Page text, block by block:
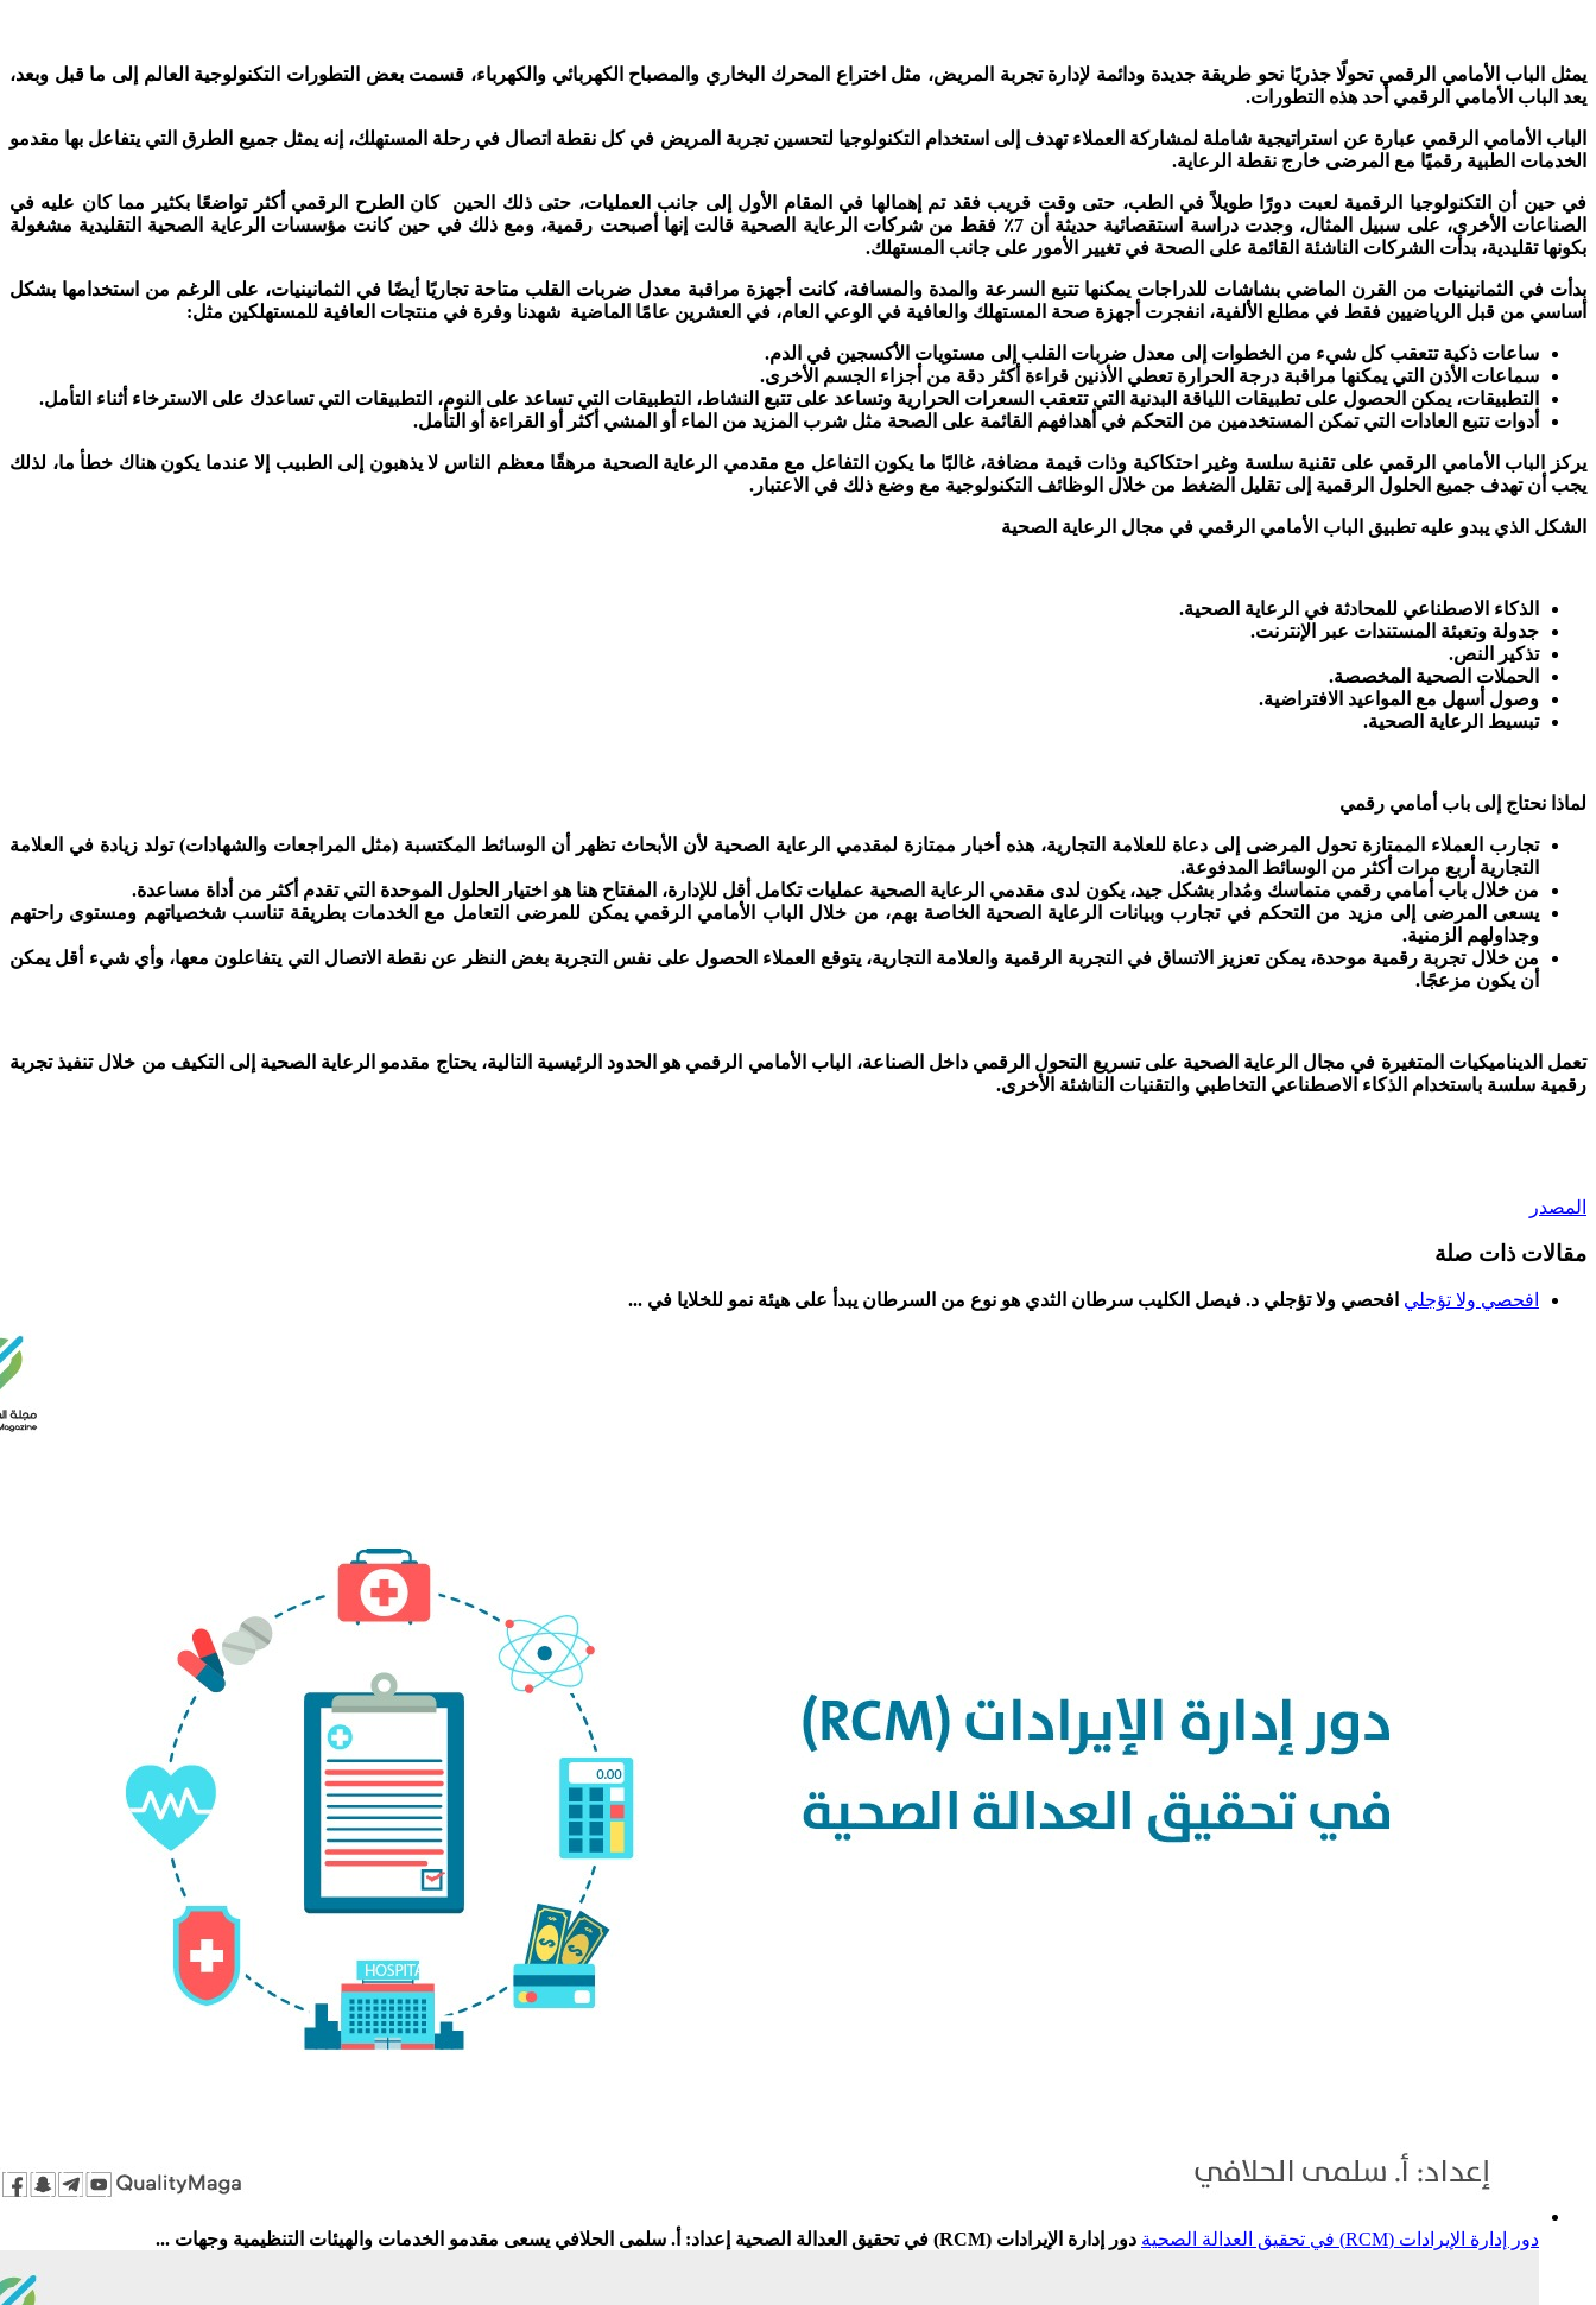
يمثل الباب الأمامي الرقمي تحولًا جذريًا نحو طريقة جديدة ودائمة لإدارة تجربة المريض، مثل اختراع المحرك البخاري والمصباح الكهربائي والكهرباء، قسمت بعض التطورات التكنولوجية العالم إلى ما قبل وبعد،
يعد الباب الأمامي الرقمي أحد هذه التطورات.
الباب الأمامي الرقمي عبارة عن استراتيجية شاملة لمشاركة العملاء تهدف إلى استخدام التكنولوجيا لتحسين تجربة المريض في كل نقطة اتصال في رحلة المستهلك، إنه يمثل جميع الطرق التي يتفاعل بها مقدمو
الخدمات الطبية رقميًا مع المرضى خارج نقطة الرعاية.
في حين أن التكنولوجيا الرقمية لعبت دورًا طويلاً في الطب، حتى وقت قريب فقد تم إهمالها في المقام الأول إلى جانب العمليات، حتى ذلك الحين كان الطرح الرقمي أكثر تواضعًا بكثير مما كان عليه في
الصناعات الأخرى، على سبيل المثال، وجدت دراسة استقصائية حديثة أن 7٪ فقط من شركات الرعاية الصحية قالت إنها أصبحت رقمية، ومع ذلك في حين كانت مؤسسات الرعاية الصحية التقليدية مشغولة
بكونها تقليدية، بدأت الشركات الناشئة القائمة على الصحة في تغيير الأمور على جانب المستهلك.
بدأت في الثمانينيات من القرن الماضي بشاشات للدراجات يمكنها تتبع السرعة والمدة والمسافة، كانت أجهزة مراقبة معدل ضربات القلب متاحة تجاريًا أيضًا في الثمانينيات، على الرغم من استخدامها بشكل
أساسي من قبل الرياضيين فقط في مطلع الألفية، انفجرت أجهزة صحة المستهلك والعافية في الوعي العام، في العشرين عامًا الماضية شهدنا وفرة في منتجات العافية للمستهلكين مثل:
ساعات ذكية تتعقب كل شيء من الخطوات إلى معدل ضربات القلب إلى مستويات الأكسجين في الدم.
سماعات الأذن التي يمكنها مراقبة درجة الحرارة تعطي الأذنين قراءة أكثر دقة من أجزاء الجسم الأخرى.
التطبيقات، يمكن الحصول على تطبيقات اللياقة البدنية التي تتعقب السعرات الحرارية وتساعد على تتبع النشاط، التطبيقات التي تساعد على النوم، التطبيقات التي تساعدك على الاسترخاء أثناء التأمل.
أدوات تتبع العادات التي تمكن المستخدمين من التحكم في أهدافهم القائمة على الصحة مثل شرب المزيد من الماء أو المشي أكثر أو القراءة أو التأمل.
يركز الباب الأمامي الرقمي على تقنية سلسة وغير احتكاكية وذات قيمة مضافة، غالبًا ما يكون التفاعل مع مقدمي الرعاية الصحية مرهقًا معظم الناس لا يذهبون إلى الطبيب إلا عندما يكون هناك خطأ ما، لذلك
يجب أن تهدف جميع الحلول الرقمية إلى تقليل الضغط من خلال الوظائف التكنولوجية مع وضع ذلك في الاعتبار.
الشكل الذي يبدو عليه تطبيق الباب الأمامي الرقمي في مجال الرعاية الصحية
الذكاء الاصطناعي للمحادثة في الرعاية الصحية.
جدولة وتعبئة المستندات عبر الإنترنت.
تذكير النص.
الحملات الصحية المخصصة.
وصول أسهل مع المواعيد الافتراضية.
تبسيط الرعاية الصحية.
لماذا نحتاج إلى باب أمامي رقمي
تجارب العملاء الممتازة تحول المرضى إلى دعاة للعلامة التجارية، هذه أخبار ممتازة لمقدمي الرعاية الصحية لأن الأبحاث تظهر أن الوسائط المكتسبة (مثل المراجعات والشهادات) تولد زيادة في العلامة
التجارية أربع مرات أكثر من الوسائط المدفوعة.
من خلال باب أمامي رقمي متماسك ومُدار بشكل جيد، يكون لدى مقدمي الرعاية الصحية عمليات تكامل أقل للإدارة، المفتاح هنا هو اختيار الحلول الموحدة التي تقدم أكثر من أداة مساعدة.
يسعى المرضى إلى مزيد من التحكم في تجارب وبيانات الرعاية الصحية الخاصة بهم، من خلال الباب الأمامي الرقمي يمكن للمرضى التعامل مع الخدمات بطريقة تناسب شخصياتهم ومستوى راحتهم
وجداولهم الزمنية.
من خلال تجربة رقمية موحدة، يمكن تعزيز الاتساق في التجربة الرقمية والعلامة التجارية، يتوقع العملاء الحصول على نفس التجربة بغض النظر عن نقطة الاتصال التي يتفاعلون معها، وأي شيء أقل يمكن
أن يكون مزعجًا. ‍
تعمل الديناميكيات المتغيرة في مجال الرعاية الصحية على تسريع التحول الرقمي داخل الصناعة، الباب الأمامي الرقمي هو الحدود الرئيسية التالية، يحتاج مقدمو الرعاية الصحية إلى التكيف من خلال تنفيذ تجربة
رقمية سلسة باستخدام الذكاء الاصطناعي التخاطبي والتقنيات الناشئة الأخرى.
المصدر
مقالات ذات صلة
افحصي ولا تؤجلي افحصي ولا تؤجلي د. فيصل الكليب سرطان الثدي هو نوع من السرطان يبدأ على هيئة نمو للخلايا في ...
دور إدارة الإيرادات (RCM) في تحقيق العدالة الصحية دور إدارة الإيرادات (RCM) في تحقيق العدالة الصحية إعداد: أ. سلمى الحلافي يسعى مقدمو الخدمات والهيئات التنظيمية وجهات ...